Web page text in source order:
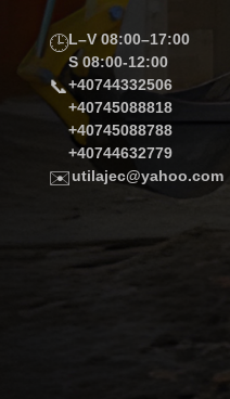
🕒L–V 08:00–17:00
S 08:00-12:00
📞+40744332506
+40745088818
+40745088788
+40744632779
✉️utilajec@yahoo.com